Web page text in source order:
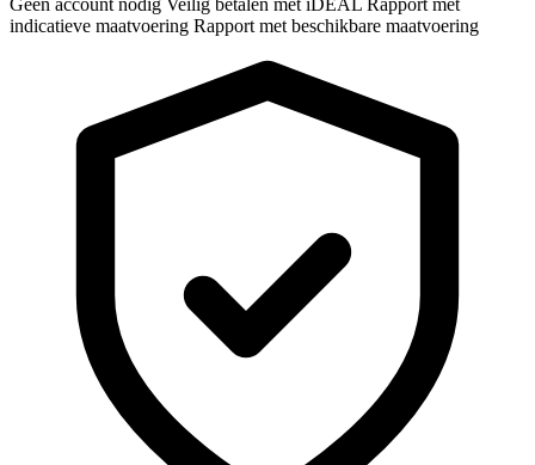
indicatieve maatvoering Rapport met beschikbare maatvoering